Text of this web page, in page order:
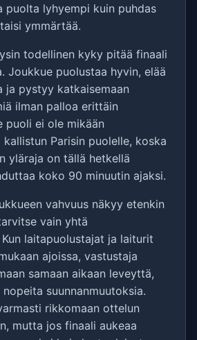
puolta lyhyempi kuin puhdas
ymmärtää.
todellinen kyky pitää finaali
Joukkue puolustaa hyvin, elää
ja pystyy katkaisemaan
ilman palloa erittäin
puoli ei ole mikään
Parisin puolelle, koska
yläraja on tällä hetkellä
koko 90 minuutin ajaksi.
vahvuus näkyy etenkin
vain yhtä
laitapuolustajat ja laiturit
ajoissa, vastustaja
samaan aikaan leveyttä,
suunnanmuutoksia.
rikkomaan ottelun
mutta jos finaali aukeaa